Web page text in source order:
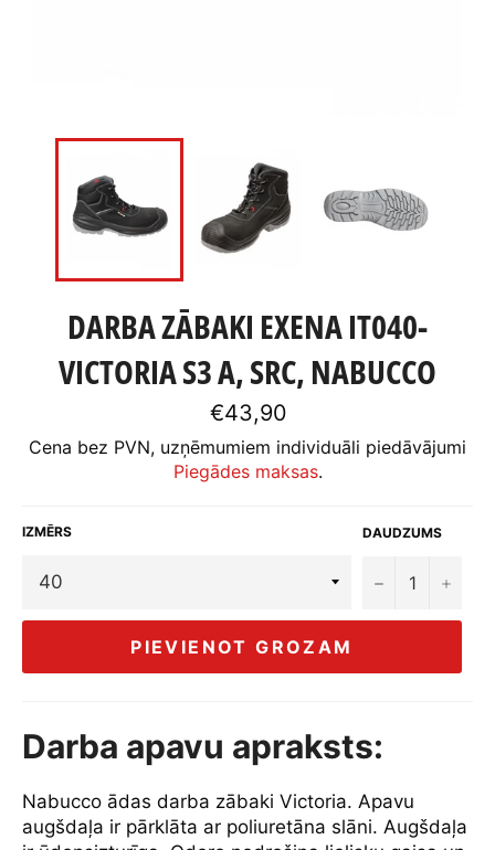
DARBA ZĀBAKI EXENA IT040-
VICTORIA S3 A, SRC, NABUCCO
Standarta
cena
€43,90
Cena bez PVN, uzņēmumiem individuāli piedāvājumi
Piegādes maksas.
IZMĒRS DAUDZUMS
− +
PIEVIENOT GROZAM
Darba apavu apraksts:
Nabucco ādas darba zābaki Victoria. Apavu
augšdaļa ir pārklāta ar poliuretāna slāni. Augšdaļa